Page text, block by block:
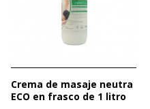
Crema de masaje neutra
ECO en frasco de 1 litro